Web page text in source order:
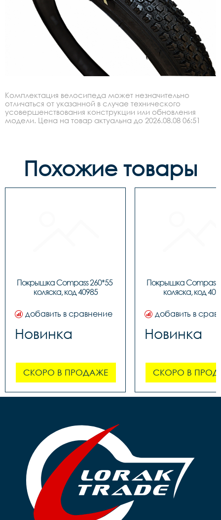
Комплектация велосипеда может незначительно
отличаться от указанной в случае технического
усовершенствования конструкции или обновления
модели. Цена на товар актуальна до 2026.08.08 06:51
Похожие товары
Покрышка Compass 260*55
коляска, код 40985
добавить в сравнение
Новинка
СКОРО В ПРОДАЖЕ
Покрышка Compass
коляска, код
добавить в
Новинка
СКОРО В